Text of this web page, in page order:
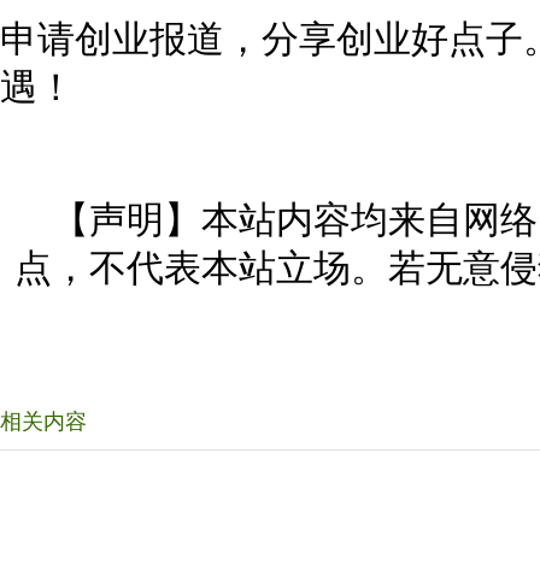
申请创业报道，分享创业好点
遇！
【声明】本站内容均来自网
点，不代表本站立场。若无意
相关内容